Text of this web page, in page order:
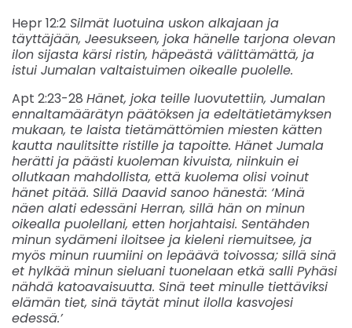
Hepr 12:2 Silmät luotuina uskon alkajaan ja
täyttäjään, Jeesukseen, joka hänelle tarjona olevan
ilon sijasta kärsi ristin, häpeästä välittämättä, ja
istui Jumalan valtaistuimen oikealle puolelle.
Apt 2:23-28 Hänet, joka teille luovutettiin, Jumalan
ennaltamäärätyn päätöksen ja edeltätietämyksen
mukaan, te laista tietämättömien miesten kätten
kautta naulitsitte ristille ja tapoitte. Hänet Jumala
herätti ja päästi kuoleman kivuista, niinkuin ei
ollutkaan mahdollista, että kuolema olisi voinut
hänet pitää. Sillä Daavid sanoo hänestä: ‘Minä
näen alati edessäni Herran, sillä hän on minun
oikealla puolellani, etten horjahtaisi. Sentähden
minun sydämeni iloitsee ja kieleni riemuitsee, ja
myös minun ruumiini on lepäävä toivossa; sillä sinä
et hylkää minun sieluani tuonelaan etkä salli Pyhäsi
nähdä katoavaisuutta. Sinä teet minulle tiettäviksi
elämän tiet, sinä täytät minut ilolla kasvojesi
edessä.’